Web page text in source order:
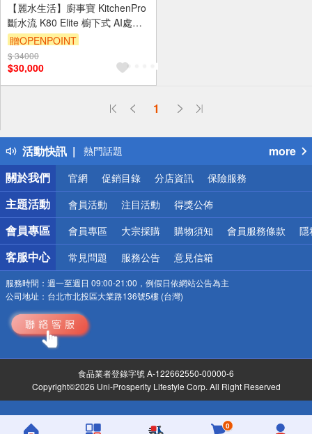
【麗水生活】廚事寶 KitchenPro
斷水流 K80 Elite 櫥下式 AI處理
廚餘處理機 廚餘大師 AI廚餘機
贈OPENPOINT
$ 34000
$30,000
1
活動快訊
偏遠地區配送
得獎公告
熱門話題
銀行優惠
偏遠地區配送
詐騙網頁！請小心！
more
關於我們
官網 促銷目錄 分店資訊 保險服務
主題活動 會員活動 注目活動 得獎公佈
會員專區 會員專區 大宗採購 購物須知 會員服務條款 隱
客服中心 常見問題 服務公告 意見信箱
服務時間： 週一至週日 09:00-21:00，例假日依網站公告為主
公司地址： 台北市北投區大業路136號5樓 (台灣)
食品業者登錄字號 A-122662550-00000-6
Copyright©2026 Uni-Prosperity Lifestyle Corp. All Right Reserved
0